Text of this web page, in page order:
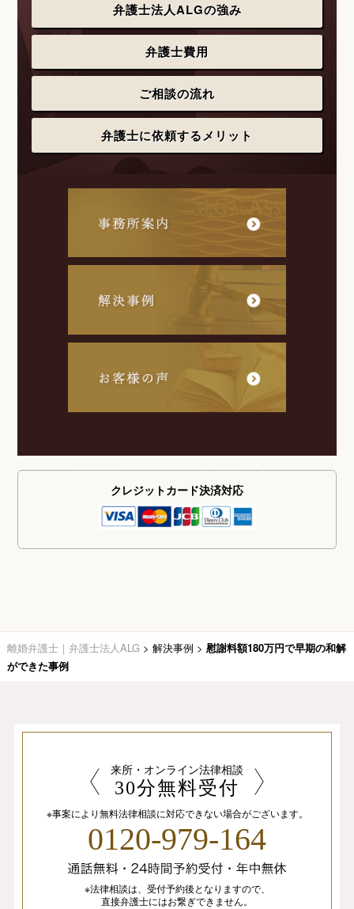
弁護士法人ALGの強み
弁護士費用
ご相談の流れ
弁護士に依頼するメリット
クレジットカード決済対応
離婚弁護士｜弁護士法人ALG > 解決事例 > 慰謝料額180万円で早期の和解
ができた事例
来所・オンライン法律相談
30分無料受付
※事案により無料法律相談に対応できない場合がございます。
0120-979-164
※法律相談は、 受付予約後となりますので、
直接弁護士にはお繋ぎできません。